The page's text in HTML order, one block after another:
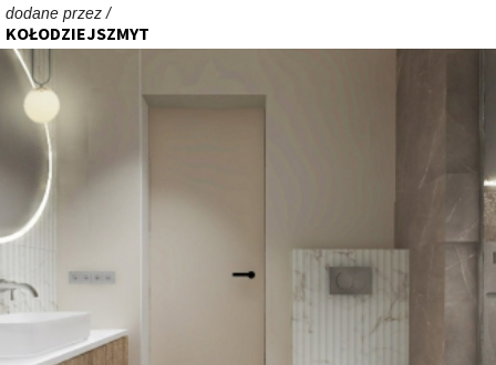
dodane przez /
KOŁODZIEJSZMYT